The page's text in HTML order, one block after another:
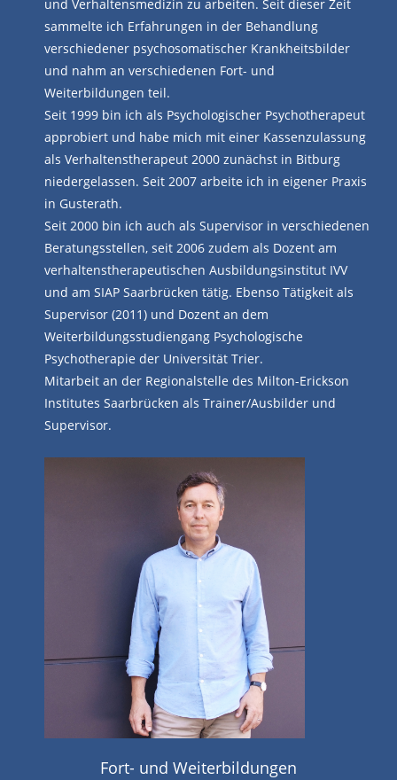
und Verhaltensmedizin zu arbeiten. Seit dieser Zeit
sammelte ich Erfahrungen in der Behandlung
verschiedener psychosomatischer Krankheitsbilder
und nahm an verschiedenen Fort- und
Weiterbildungen teil.
Seit 1999 bin ich als Psychologischer Psychotherapeut
approbiert und habe mich mit einer Kassenzulassung
als Verhaltenstherapeut 2000 zunächst in Bitburg
niedergelassen. Seit 2007 arbeite ich in eigener Praxis
in Gusterath.
Seit 2000 bin ich auch als Supervisor in verschiedenen
Beratungsstellen, seit 2006 zudem als Dozent am
verhaltenstherapeutischen Ausbildungsinstitut IVV
und am SIAP Saarbrücken tätig. Ebenso Tätigkeit als
Supervisor (2011) und Dozent an dem
Weiterbildungsstudiengang Psychologische
Psychotherapie der Universität Trier.
Mitarbeit an der Regionalstelle des Milton-Erickson
Institutes Saarbrücken als Trainer/Ausbilder und
Supervisor.
Fort- und Weiterbildungen